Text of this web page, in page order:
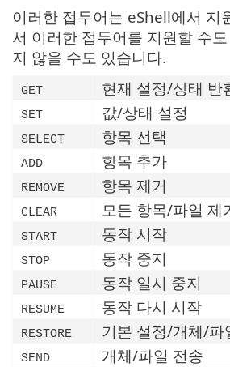
이러한 접두어는 eShell에서 지
서 이러한 접두어를 지원할 수
지 않을 수도 있습니다.
GET 현재 설정/상태 반
SET 값/상태 설정
SELECT 항목 선택
ADD 항목 추가
REMOVE 항목 제거
CLEAR 모든 항목/파일 제
START 동작 시작
STOP 동작 중지
PAUSE 동작 일시 중지
RESUME 동작 다시 시작
RESTORE 기본 설정/개체/파
SEND 개체/파일 전송